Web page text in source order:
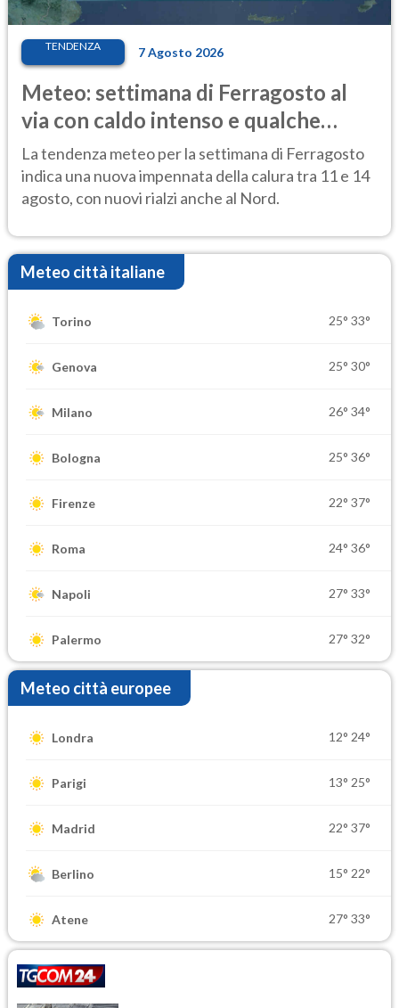
TENDENZA 7 Agosto 2026
Meteo: settimana di Ferragosto al
via con caldo intenso e qualche
temporale
La tendenza meteo per la settimana di Ferragosto
indica una nuova impennata della calura tra 11 e 14
agosto, con nuovi rialzi anche al Nord.
Meteo città italiane
Torino 25° 33°
Genova 25° 30°
Milano 26° 34°
Bologna 25° 36°
Firenze 22° 37°
Roma 24° 36°
Napoli 27° 33°
Palermo 27° 32°
Meteo città europee
Londra 12° 24°
Parigi 13° 25°
Madrid 22° 37°
Berlino 15° 22°
Atene 27° 33°